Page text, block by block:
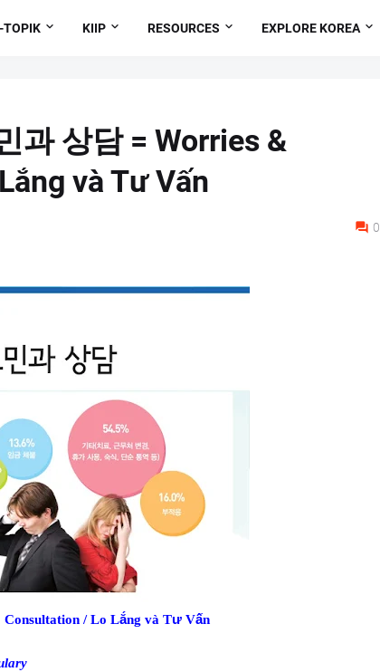
TOPIK KIIP RESOURCES EXPLORE KOREA
과 상담 = Worries &
và Tư Vấn
0
/ Lo Lắng và TưVấn